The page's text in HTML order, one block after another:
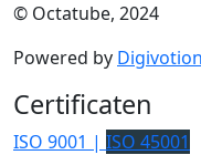
© Octatube, 2024
Powered by Digivotion
Certificaten
ISO 9001 | ISO 45001